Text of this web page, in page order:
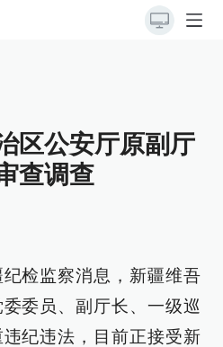
区公安厅原副厅
查调查
纪检监察消息，新疆维吾
委员、副厅长、一级巡
纪违法，目前正接受新